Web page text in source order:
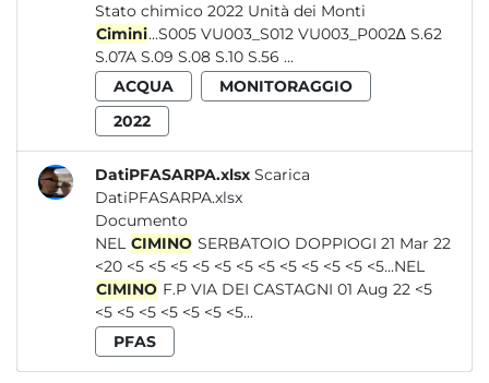
Stato chimico 2022 Unità dei Monti
Cimini...S005 VU003_S012 VU003_P002∆ S.62
S.07A S.09 S.08 S.10 S.56 ...
ACQUA
MONITORAGGIO
2022
DatiPFASARPA.xlsx Scarica
DatiPFASARPA.xlsx
Documento
NEL CIMINO SERBATOIO DOPPIOGI 21 Mar 22
<20 <5 <5 <5 <5 <5 <5 <5 <5 <5 <5 <5 <5...NEL
CIMINO F.P VIA DEI CASTAGNI 01 Aug 22 <5
<5 <5 <5 <5 <5 <5 <5...
PFAS